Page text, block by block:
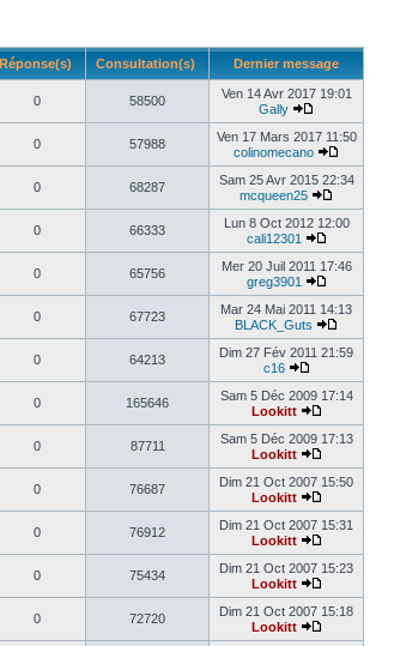
Réponse(s) Consultation(s) Dernier message
0 58500
Ven 14 Avr 2017 19:01
Gally
0 57988
Ven 17 Mars 2017 11:50
colinomecano
0 68287
Sam 25 Avr 2015 22:34
mcqueen25
0 66333
Lun 8 Oct 2012 12:00
cali12301
0 65756
Mer 20 Juil 2011 17:46
greg3901
0 67723
Mar 24 Mai 2011 14:13
BLACK_Guts
0 64213
Dim 27 Fév 2011 21:59
c16
0 165646
Sam 5 Déc 2009 17:14
Lookitt
0 87711
Sam 5 Déc 2009 17:13
Lookitt
0 76687
Dim 21 Oct 2007 15:50
Lookitt
0 76912
Dim 21 Oct 2007 15:31
Lookitt
0 75434
Dim 21 Oct 2007 15:23
Lookitt
0 72720
Dim 21 Oct 2007 15:18
Lookitt